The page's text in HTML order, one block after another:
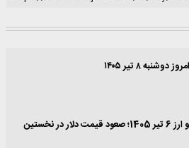
۸ تیر ۱۴۰۵
قیمت دلار و ارز 6 تیر 1405؛ صعود قیمت دلار در نخستین